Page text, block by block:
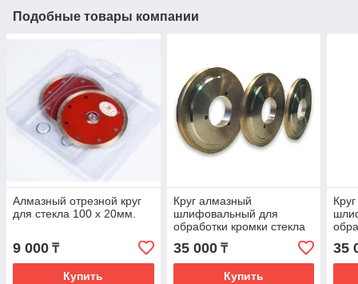
Подобные товары компании
Алмазный отрезной круг
для стекла 100 х 20мм.
9 000 ₸
Купить
Круг алмазный
шлифовальный для
обработки кромки стекла
175*63.4, R2,25 форма
14FF1H (под карандаш),
стекло 4мм
35 000₸
Купить
90
4мм
35